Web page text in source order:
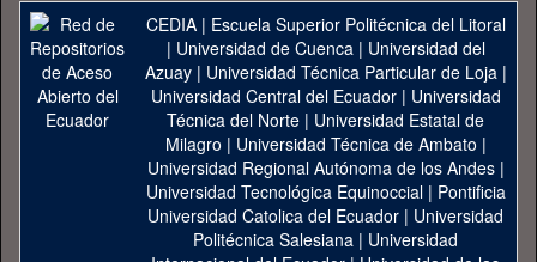
CEDIA| Escuela Superior Politécnica del Litoral
| Universidad de Cuenca| Universidad del
Azuay| Universidad Técnica Particular de Loja|
Universidad Central del Ecuador| Universidad
Técnica del Norte | Universidad Estatal de
Milagro | Universidad Técnica de Ambato |
Universidad Regional Autónoma de los Andes|
Universidad Tecnológica Equinoccial| Pontificia
Universidad Catolica del Ecuador | Universidad
Politécnica Salesiana | Universidad